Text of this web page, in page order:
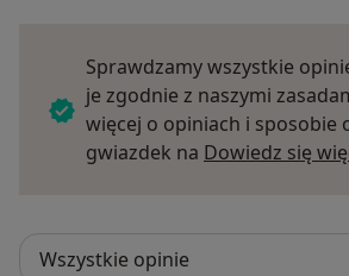
Sprawdzamy wszystkie
je zgodnie z naszymi
więcej o opiniach i sposobie
gwiazdek na Dowiedz się